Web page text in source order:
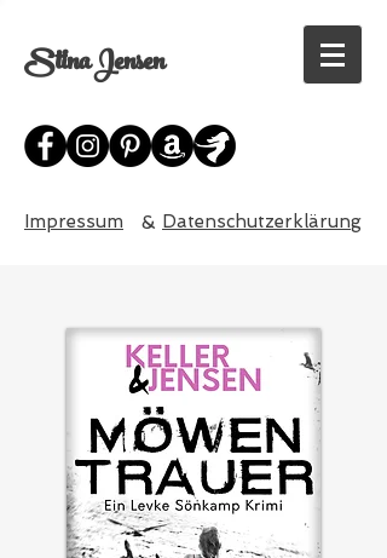
Stina Jensen
Impressum & Datenschutzerklärung